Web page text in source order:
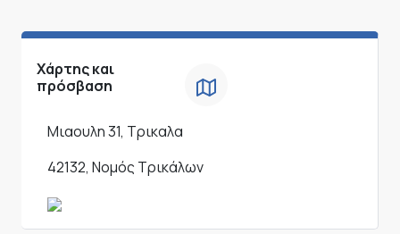
Χάρτης και
πρόσβαση
Μιαουλη 31, Τρικαλα
42132, Νομός Τρικάλων